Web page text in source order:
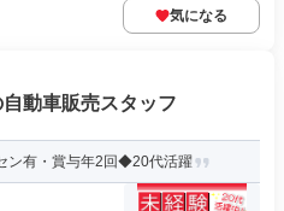
気になる
動車販売スタッフ
有・賞与年2回◆20代活躍